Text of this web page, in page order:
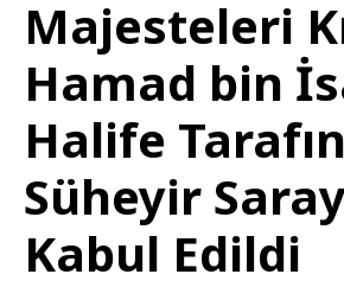
Majesteleri
Hamad bin
Halife
Süheyir
Kabul Edildi